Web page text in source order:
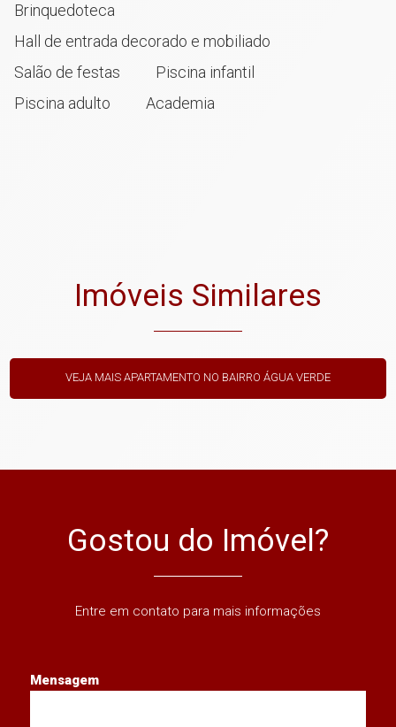
Brinquedoteca
Hall de entrada decorado e mobiliado
Salão de festas
Piscina infantil
Piscina adulto
Academia
Imóveis Similares
VEJA MAIS APARTAMENTO NO BAIRRO ÁGUA VERDE
Gostou do Imóvel?
Entre em contato para mais informações
Mensagem